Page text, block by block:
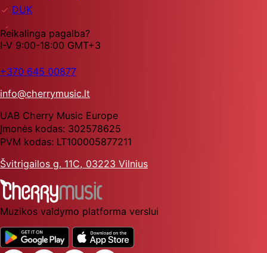
DUK
Reikalinga pagalba?
I-V 9:00-18:00 GMT+3
+370 645 00877
info@cherrymusic.lt
UAB Cherry Music Europe
Įmonės kodas: 302578625
PVM kodas: LT100005877211
Švitrigailos g. 11C, 03223 Vilnius
Muzikos valdymo platforma verslui